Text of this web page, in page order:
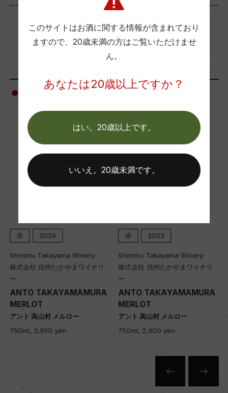
4080
0
平均収量
黒ボク土
品質分類・原産地呼称
格付
「生産者」が同じ商品
赤 2024
Shinshu Takayama Winery
株式会社 信州たかやまワイナリ
ー
ANTO TAKAYAMAMURA
MERLOT
アント 高山村 メルロー
750ml, 2,950 yen
赤 2023
Shinshu Takayama Winery
株式会社 信州たかやまワイナリ
ー
ANTO TAKAYAMAMURA
MERLOT
アント 高山村 メルロー
750ml, 2,900 yen
このサイトはお酒に関する情報が含まれており
ますので、 20歳未満の方はご覧いただけませ
ん。
あなたは20歳以上ですか？
はい。20歳以上です。
いいえ。20歳未満です。